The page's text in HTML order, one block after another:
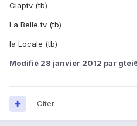
Claptv (tb)
La Belle tv (tb)
la Locale (tb)
Modifié 28 janvier 2012 par
Citer